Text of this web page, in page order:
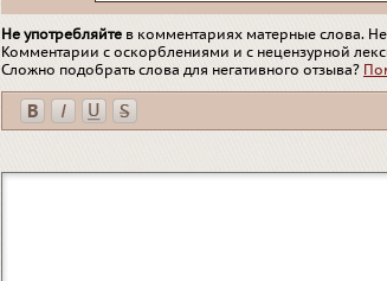
Не употребляйте в комментариях матерные слова.
Комментарии с оскорблениями и с нецензурной
Сложно подобрать слова для негативного отзыва?